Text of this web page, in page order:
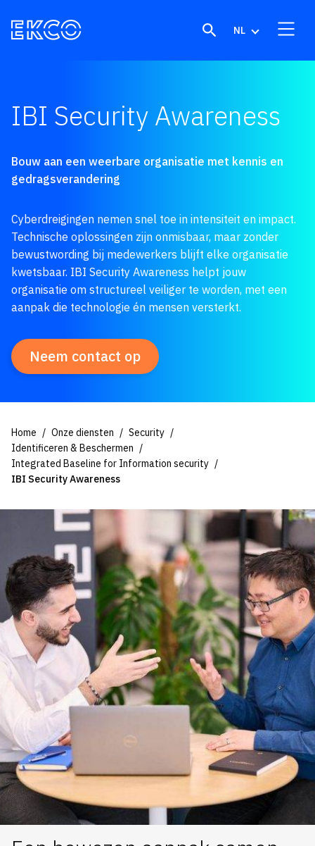
NL
IBI Security Awareness
Bouw aan een weerbare organisatie met kennis en
gedragsverandering
Cyberdreigingen nemen snel toe in intensiteit en impact.
Technische oplossingen zijn onmisbaar, maar zonder
bewustwording bij medewerkers blijft elke organisatie
kwetsbaar. IBI Security Awareness helpt jouw
organisatie om structureel veiliger te worden, met een
aanpak die technologie én mensen versterkt.
Neem contact op
Home Onze diensten
Security
Identificeren & Beschermen
Integrated Baseline for Information security
IBI Security Awareness